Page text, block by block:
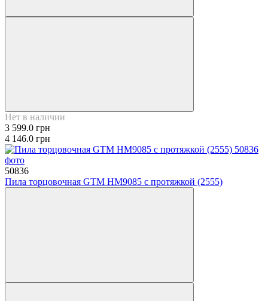
Нет в наличии
3 599.0 грн
4 146.0 грн
50836
Пила торцовочная GTM HM9085 с протяжкой (2555)